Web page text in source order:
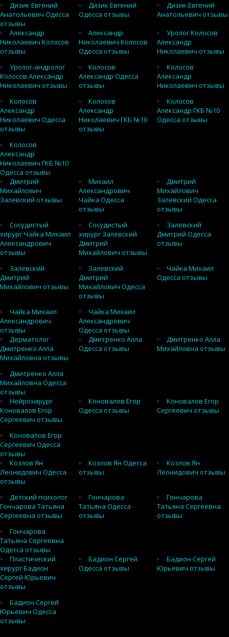
Дизик Евгений
Анатольевич Одесса
отзывы
Дизик Евгений
Одесса отзывы
Дизик Евгений
Анатольевич отзывы
Александр
Николаевич Колосов
отзывы
Александр
Николаевич Колосов
Одесса отзывы
Уролог Колосов
Александр
Николаевич отзывы
Уролог-андролог
Колосов Александр
Николаевич отзывы
Колосов
Александр Одесса
отзывы
Колосов
Александр
Николаевич отзывы
Колосов
Александр
Николаевич Одесса
отзывы
Колосов
Александр
Николаевич ГКБ №10
отзывы
Колосов
Александр ГКБ №10
Одесса отзывы
Колосов
Александр
Николаевич ГКБ №10
Одесса отзывы
Дмитрий
Михайлович
Залевский отзывы
Михаил
Александрович
Чайка Одесса
отзывы
Дмитрий
Михайлович
Залевский Одесса
отзывы
Сосудистый
хирург Чайка Михаил
Александрович
отзывы
Сосудистый
хирург Залевский
Дмитрий
Михайлович отзывы
Залевский
Дмитрий Одесса
отзывы
Залевский
Дмитрий
Михайлович отзывы
Залевский
Дмитрий
Михайлович Одесса
отзывы
Чайка Михаил
Одесса отзывы
Чайка Михаил
Александрович
отзывы
Чайка Михаил
Александрович
Одесса отзывы
Дерматолог
Дмитренко Алла
Михайловна отзывы
Дмитренко Алла
Одесса отзывы
Дмитренко Алла
Михайловна отзывы
Дмитренко Алла
Михайловна Одесса
отзывы
Нейрохирург
Коновалов Егор
Сергеевич отзывы
Коновалов Егор
Одесса отзывы
Коновалов Егор
Сергеевич отзывы
Коновалов Егор
Сергеевич Одесса
отзывы
Козлов Ян
Леонидович Одесса
отзывы
Козлов Ян Одесса
отзывы
Козлов Ян
Леонидович отзывы
Детский психолог
Гончарова Татьяна
Сергеевна отзывы
Гончарова
Татьяна Одесса
отзывы
Гончарова
Татьяна Сергеевна
отзывы
Гончарова
Татьяна Сергеевна
Одесса отзывы
Пластический
хирург Бадион
Сергей Юрьевич
отзывы
Бадион Сергей
Одесса отзывы
Бадион Сергей
Юрьевич отзывы
Бадион Сергей
Юрьевич Одесса
отзывы